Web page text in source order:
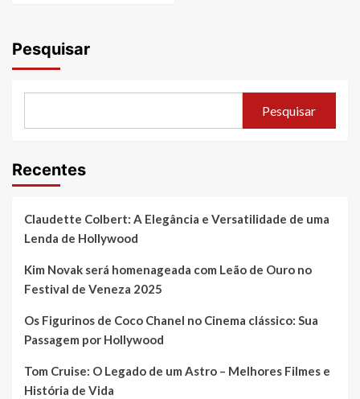
Pesquisar
Pesquisar
Recentes
Claudette Colbert: A Elegância e Versatilidade de uma
Lenda de Hollywood
Kim Novak será homenageada com Leão de Ouro no
Festival de Veneza 2025
Os Figurinos de Coco Chanel no Cinema clássico: Sua
Passagem por Hollywood
Tom Cruise: O Legado de um Astro – Melhores Filmes e
História de Vida